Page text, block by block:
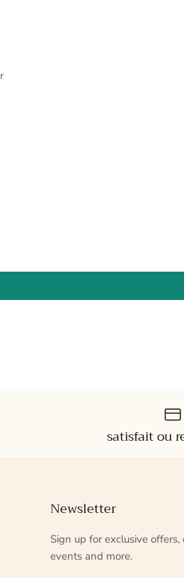
satisfait ou
Newsletter
Sign up for exclusive offers,
events and more.